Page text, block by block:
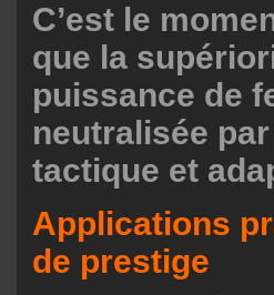
C’est le
que la
puissance de
neutralisée
tactique et
Applications
de prestige